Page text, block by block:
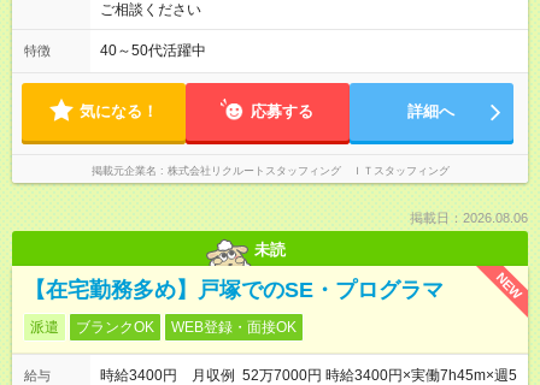
ご相談ください
特徴 40～50代活躍中
気になる！ 応募する 詳細へ
掲載元企業名 株式会社リクルートスタッフィング ＩＴスタッフィング
掲載日：2026.08.06
未読
NEW
【在宅勤務多め】戸塚でのSE・プログラマ
派遣 ブランクOK WEB登録・面接OK
給与
時給3400円 月収例 52万7000円 時給3400円×実働7h45m×週5